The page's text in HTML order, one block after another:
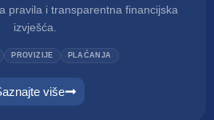
pravila i transparentna financijska
izvješća.
PROVIZIJE PLAĆANJA
više